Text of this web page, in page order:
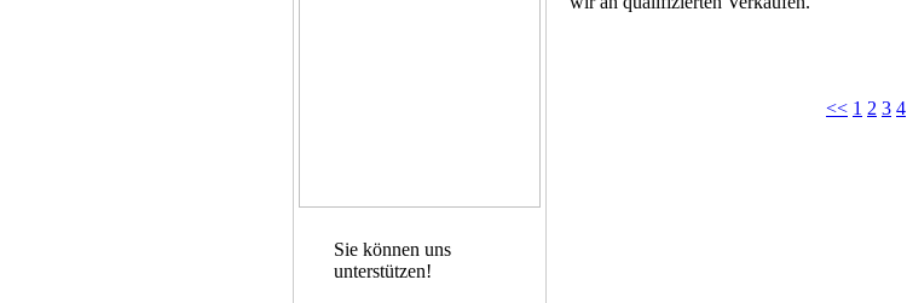
Sie können uns
unterstützen!
<< 1 2 3 4